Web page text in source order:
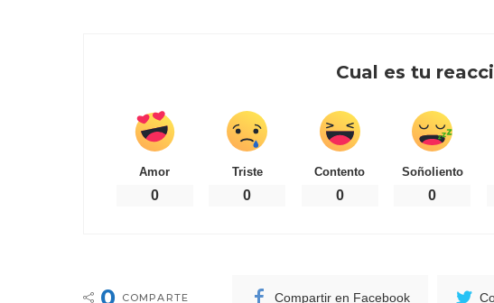
Cual es tu
Amor
0
Triste
0
Contento
0
Soñoliento
0
COMPARTE Compartir en Facebook